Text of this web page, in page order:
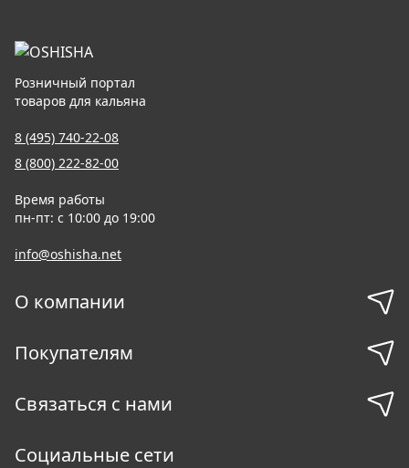
Розничный портал
товаров для кальяна
8 (495) 740-22-08
8 (800) 222-82-00
Время работы
пн-пт: с 10:00 до 19:00
info@oshisha.net
О компании
Покупателям
Связаться с нами
Социальные сети